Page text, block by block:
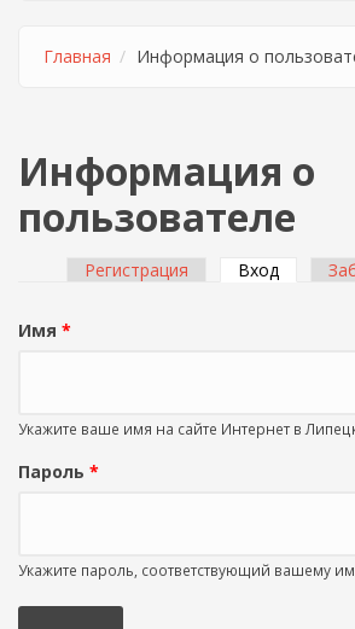
Главная Информация о
Информация о
пользователе
Регистрация Вход
Имя *
Укажите ваше имя на сайте Интернет в
Пароль *
Укажите пароль, соответствующий вашему